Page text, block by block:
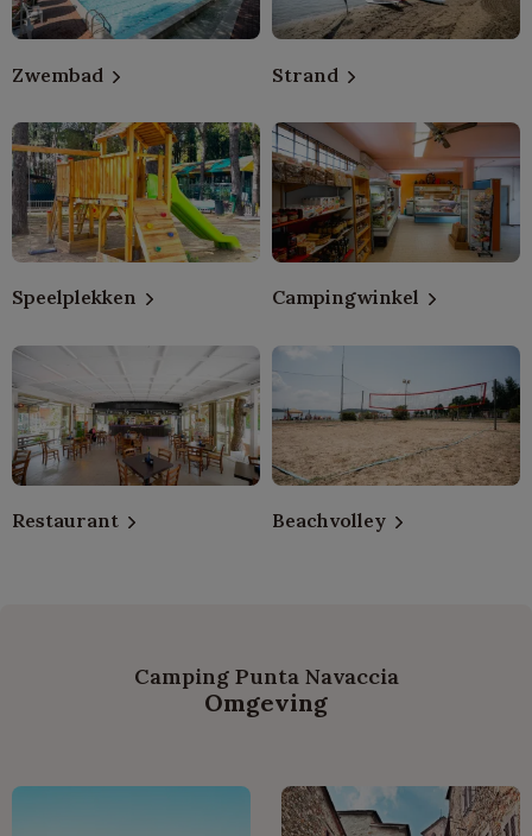
Zwembad Strand
Speelplekken Campingwinkel
Restaurant Beachvolley
Camping Punta Navaccia
Omgeving